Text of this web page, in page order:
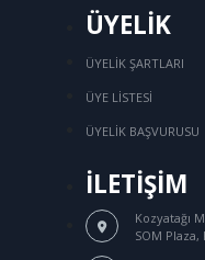
ÜYELİK
ÜYELİK ŞARTLARI
ÜYE LİSTESİ
ÜYELİK BAŞVURUSU
İLETİŞİM
Kozyatağı
SOM Plaza,